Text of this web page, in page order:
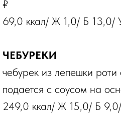
₽
69,0 ккал/ Ж 1,0/ Б 13,0/
ЧЕБУРЕКИ
чебурек из лепешки
подается с соусом на
249,0 ккал/ Ж 15,0/ Б